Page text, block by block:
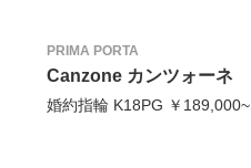
PRIMA PORTA
Canzone カンツォーネ
婚約指輪 K18PG ￥189,000~